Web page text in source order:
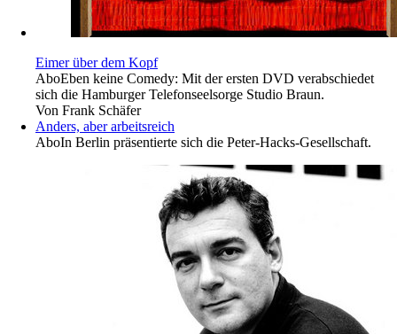
Eimer über dem Kopf
AboEben keine Comedy: Mit der ersten DVD verabschiedet
sich die Hamburger Telefonseelsorge Studio Braun.
Von Frank Schäfer
Anders, aber arbeitsreich
AboIn Berlin präsentierte sich die Peter-Hacks-Gesellschaft.